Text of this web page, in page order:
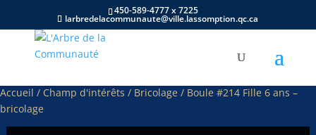
450-589-4777 x 7225
larbredelacommunaute@ville.lassomption.qc.ca
Accueil / Champ d'intérêts / Bricolage / Boule #214 Fille 6 ans –
bricolage